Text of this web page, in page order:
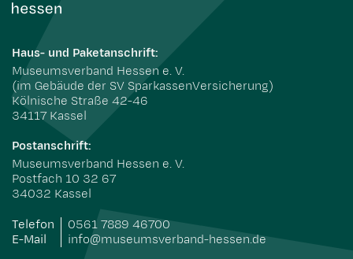
Haus- und Paketanschrift:
Museumsverband Hessen e. V.
(im Gebäude der SV SparkassenVersicherung)
Kölnische Straße 42-46
34117 Kassel
Postanschrift:
Museumsverband Hessen e. V.
Postfach 10 32 67
34032 Kassel
Telefon
0561 7889 46700
E-Mail
info@museumsverband-hessen.de